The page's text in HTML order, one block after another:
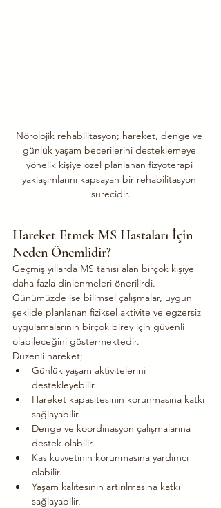
Nörolojik rehabilitasyon; hareket, denge ve
günlük yaşam becerilerini desteklemeye
yönelik kişiye özel planlanan fizyoterapi
yaklaşımlarını kapsayan bir rehabilitasyon
sürecidir.
Hareket Etmek MS Hastaları İçin
Neden Önemlidir?
Geçmiş yıllarda MS tanısı alan birçok kişiye
daha fazla dinlenmeleri önerilirdi.
Günümüzde ise bilimsel çalışmalar, uygun
şekilde planlanan fiziksel aktivite ve egzersiz
uygulamalarının birçok birey için güvenli
olabileceğini göstermektedir.
Düzenli hareket;
Günlük yaşam aktivitelerini
destekleyebilir.
Hareket kapasitesinin korunmasına katkı
sağlayabilir.
Denge ve koordinasyon çalışmalarına
destek olabilir.
Kas kuvvetinin korunmasına yardımcı
olabilir.
Yaşam kalitesinin artırılmasına katkı
sağlayabilir.